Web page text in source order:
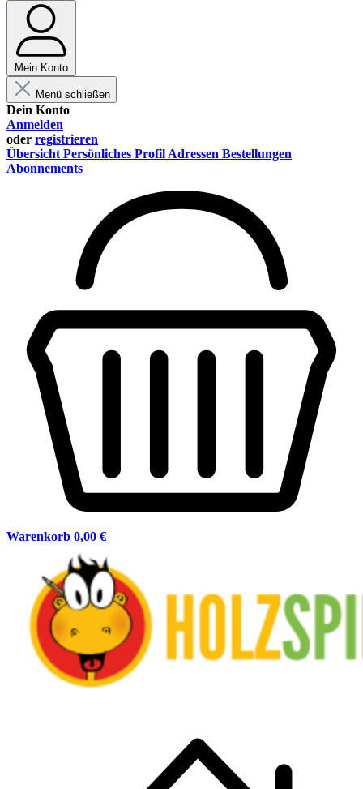
Mein Konto
Menü schließen
Dein Konto
Anmelden
oder registrieren
Übersicht Persönliches Profil Adressen Bestellungen
Abonnements
Warenkorb 0,00 €